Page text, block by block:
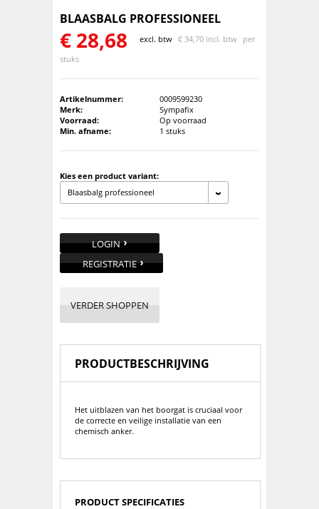
BLAASBALG PROFESSIONEEL
€ 28,68 excl. btw € 34,70 incl. btw per
stuks
Artikelnummer:
0009599230
Merk:
Sympafix
Voorraad:
Op voorraad
Min. afname:
1 stuks
Kies een product variant:
Blaasbalg professioneel
LOGIN
REGISTRATIE
VERDER SHOPPEN
PRODUCTBESCHRIJVING
Het uitblazen van het boorgat is cruciaal voor
de correcte en veilige installatie van een
chemisch anker.
PRODUCT SPECIFICATIES